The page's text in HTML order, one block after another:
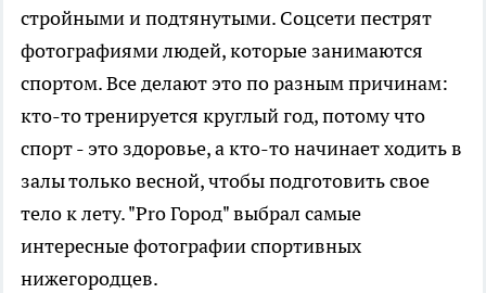
стройными и подтянутыми. Соцсети пестрят
фотографиями людей, которые занимаются
спортом. Все делают это по разным причинам:
кто-то тренируется круглый год, потому что
спорт - это здоровье, а кто-то начинает ходить в
залы только весной, чтобы подготовить свое
тело к лету. "Pro Город" выбрал самые
интересные фотографии спортивных
нижегородцев.